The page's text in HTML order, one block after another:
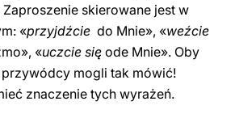
skierowane jest w
«przyjdźcie do Mnie», «weźcie
«uczcie się ode Mnie». Oby
mogli tak mówić!
znaczenie tych wyrażeń.